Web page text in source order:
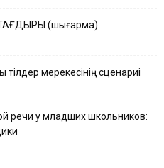
(шығарма)
мерекесінің сценариі
речи у младших школьников: